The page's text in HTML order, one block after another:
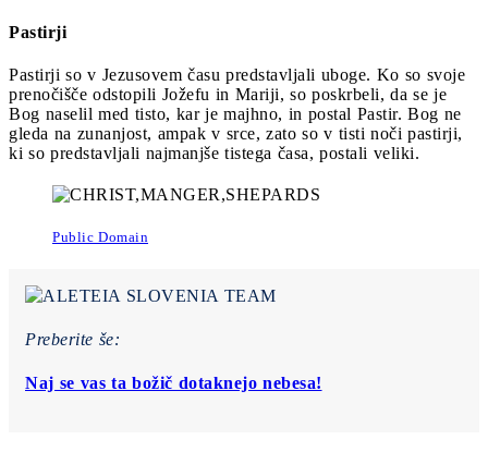
Pastirji
Pastirji so v Jezusovem času predstavljali uboge. Ko so svoje
prenočišče odstopili Jožefu in Mariji, so poskrbeli, da se je
Bog naselil med tisto, kar je majhno, in postal Pastir. Bog ne
gleda na zunanjost, ampak v srce, zato so v tisti noči pastirji,
ki so predstavljali najmanjše tistega časa, postali veliki.
Public Domain
Preberite še:
Naj se vas ta božič dotaknejo nebesa!